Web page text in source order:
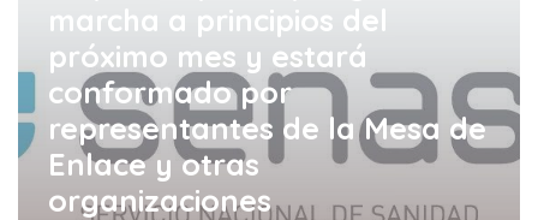
marcha a principios del
próximo mes y estará
conformado por
representantes de la Mesa de
Enlace y otras
organizaciones